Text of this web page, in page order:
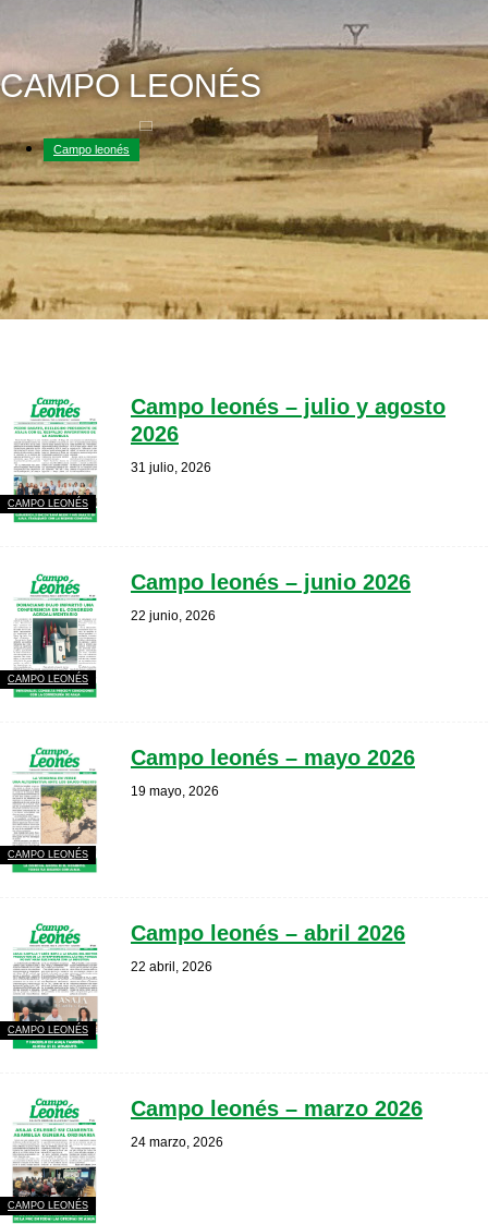
CAMPO LEONÉS
Campo leonés
CAMPO LEONÉS
Campo leonés – julio y agosto
2026
31 julio, 2026
CAMPO LEONÉS
Campo leonés – junio 2026
22 junio, 2026
CAMPO LEONÉS
Campo leonés – mayo 2026
19 mayo, 2026
CAMPO LEONÉS
Campo leonés – abril 2026
22 abril, 2026
CAMPO LEONÉS
Campo leonés – marzo 2026
24 marzo, 2026